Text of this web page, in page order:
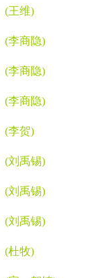
(王维)
(李商隐)
(李商隐)
(李商隐)
(李贺)
(刘禹锡)
(刘禹锡)
(刘禹锡)
(杜牧)